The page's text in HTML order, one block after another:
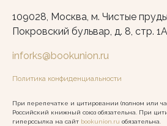
109028, Москва, м. Чистые
Покровский бульвар, д. 8, стр. 1А
inforks@bookunion.ru
Политика конфиденциальности
При перепечатке и цитировании (полном или
Российский книжный союз обязательна. При
гиперссылка на сайт bookunion.ru обязательна.